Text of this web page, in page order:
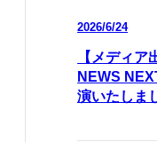
2026/6/24
【メディ
NEWS
演いたしま